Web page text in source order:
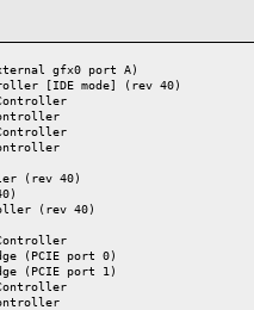
gfx0 port A)
[IDE mode] (rev 40)
(rev 40)
(rev 40)
(PCIE port 0)
(PCIE port 1)